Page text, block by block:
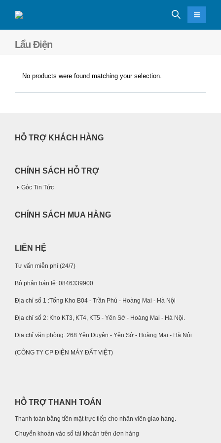
Lẩu Điện
No products were found matching your selection.
HỖ TRỢ KHÁCH HÀNG
CHÍNH SÁCH HỖ TRỢ
Góc Tin Tức
CHÍNH SÁCH MUA HÀNG
LIÊN HỆ
Tư vấn miễn phí (24/7)
Bộ phận bán lẻ: 0846339900
Địa chỉ số 1 :Tổng Kho B04 - Trần Phú - Hoàng Mai - Hà Nội
Địa chỉ số 2: Kho KT3, KT4, KT5 - Yên Sở - Hoàng Mai - Hà Nội.
Địa chỉ văn phòng: 268 Yên Duyên - Yên Sở - Hoàng Mai - Hà Nội
(CÔNG TY CP ĐIỆN MÁY ĐẤT VIỆT)
HỖ TRỢ THANH TOÁN
Thanh toán bằng tiền mặt trực tiếp cho nhân viên giao hàng.
Chuyển khoản vào số tài khoản trên đơn hàng